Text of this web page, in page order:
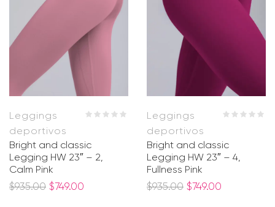
Leggings
deportivos
Bright and classic
Legging HW 23″ – 2,
Calm Pink
$935.00 $749.00
Leggings
deportivos
Bright and classic
Legging HW 23″ – 4,
Fullness Pink
$935.00 $749.00